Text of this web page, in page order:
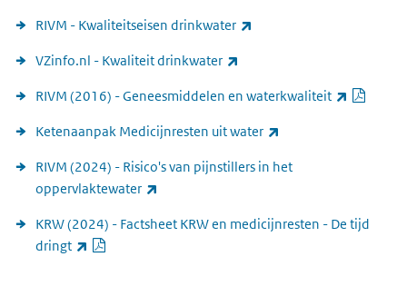
RIVM - Kwaliteitseisen drinkwater
VZinfo.nl - Kwaliteit drinkwater
RIVM (2016) - Geneesmiddelen en waterkwaliteit
Ketenaanpak Medicijnresten uit water
RIVM (2024) - Risico's van pijnstillers in het
oppervlaktewater
KRW (2024) - Factsheet KRW en medicijnresten - De tijd
dringt